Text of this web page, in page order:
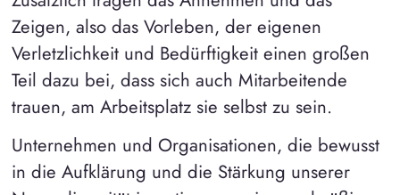
Zeigen, also das Vorleben, der eigenen
Verletzlichkeit und Bedürftigkeit einen großen
Teil dazu bei, dass sich auch Mitarbeitende
trauen, am Arbeitsplatz sie selbst zu sein.
Unternehmen und Organisationen, die bewusst
in die Aufklärung und die Stärkung unserer